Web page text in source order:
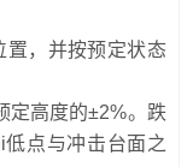
置，并按预定状态
定高度的±2%。跌
点与冲击台面之